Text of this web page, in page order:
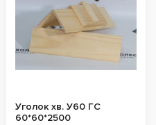
Уголок хв. У60 ГС
60*60*2500